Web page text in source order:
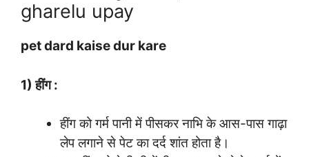
gharelu upay
pet dard kaise dur kare
1) हींग :
हींग को गर्म पानी में पीसकर नाभि के आस-पास गाढ़ा
लेप लगाने से पेट का दर्द शांत होता है।